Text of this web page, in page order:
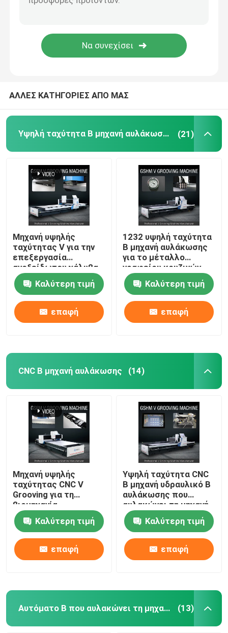
Β μηχανή αυλακιού για το μέταλλο
ΑΛΛΕΣ ΚΑΤΗΓΟΡΙΕΣ ΑΠΟ ΜΑΣ
Υψηλή ταχύτητα Β μηχανή αυλάκωσης (21)
Μηχανή υψηλής
ταχύτητας V για την
επεξεργασία
ανοξείδωτου χάλυβα
για διακόσμηση
σπιτιώνΚαλύτερη τιμή
επαφή
1232 υψηλή ταχύτητα
Β μηχανή αυλάκωσης
για το μέταλλο
γραφείου κουζινών
που αυλακώνει τη
μηχανήΚαλύτερη τιμή
επαφή
CNC Β μηχανή αυλάκωσης (14)
Μηχανή υψηλής
ταχύτητας CNC V
Grooving για τη
βιομηχανία
διακόσμησης από
ανοξείδωτο χάλυβα -
μοντέλο 1225
Καλύτερη τιμή
επαφή
Υψηλή ταχύτητα CNC
Β μηχανή υδραυλικό Β
αυλάκωσης που
αυλακώνει τη μηχανή
για το μέταλλο
φύλλων 1225
Καλύτερη τιμή
επαφή
Αυτόματο Β που αυλακώνει τη μηχανή (13)